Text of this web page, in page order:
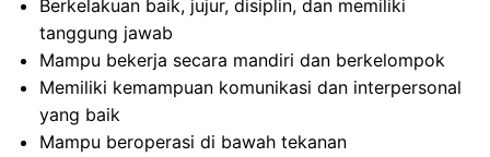
Berkelakuan baik, jujur, disiplin, dan memiliki
tanggung jawab
Mampu bekerja secara mandiri dan berkelompok
Memiliki kemampuan komunikasi dan interpersonal
yang baik
Mampu beroperasi di bawah tekanan